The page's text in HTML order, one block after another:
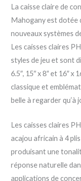
La caisse claire de
Mahogany est dotée
nouveaux systèmes
Les caisses claires
styles de jeu et sont
6.5″, 15″ x 8″ et 16″
classique et
belle à regarder qu’à
Les caisses claires
acajou africain à 4
produisant une
réponse naturelle
applications de